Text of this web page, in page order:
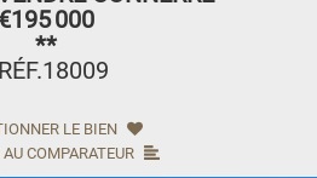
€195 000
**
LE BIEN
COMPARATEUR